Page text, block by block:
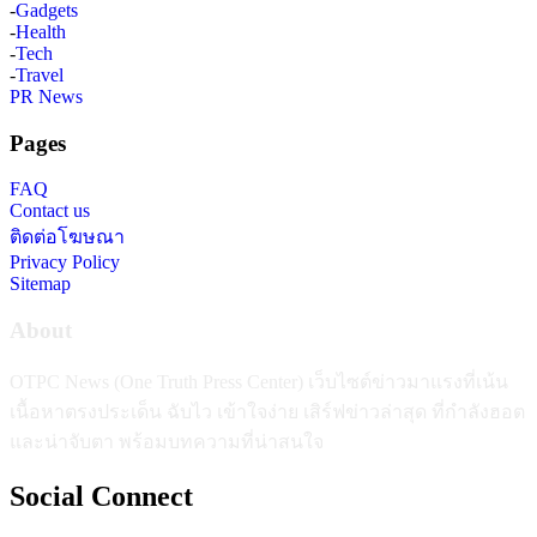
-Gadgets
-Health
-Tech
-Travel
PR News
Pages
FAQ
Contact us
ติดต่อโฆษณา
Privacy Policy
Sitemap
Social Connect